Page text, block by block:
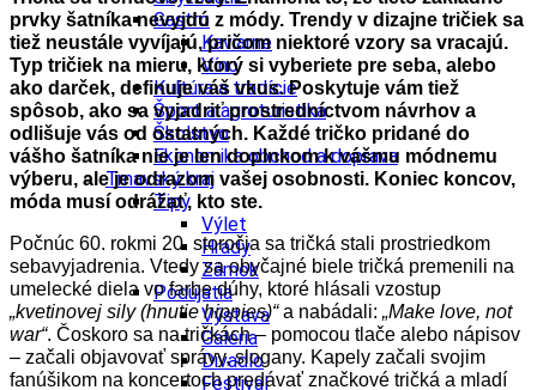
Gastro
Kaviarne
Víno
Kultúra a tradície
Šport a agroturistika
Školstvo
Ekonomika obchod a doprava
Trnavský kraj
Tipy
Výlet
Hrady
Zámok
Podujatia
Výstava
Galéria
Divadlo
Festival
prvky šatníka nevyjdú z módy. Trendy v dizajne tričiek sa
tiež neustále vyvíjajú, pričom niektoré vzory sa vracajú.
Typ tričiek na mieru, ktorý si vyberiete pre seba, alebo
ako darček, definuje váš vkus. Poskytuje vám tiež
spôsob, ako sa vyjadriť prostredníctvom návrhov a
odlišuje vás od ostatných. Každé tričko pridané do
vášho šatníka nie je len doplnkom k vášmu módnemu
výberu, ale je odrazom vašej osobnosti. Koniec koncov,
móda musí odrážať, kto ste.
Počnúc 60. rokmi 20. storočia sa tričká stali prostriedkom
sebavyjadrenia. Vtedy sa obyčajné biele tričká premenili na
umelecké diela vo farbe dúhy, ktoré hlásali vzostup
„kvetinovej sily (hnutie hippies)“a nabádali: „Make love, not
war“. Čoskoro sa na tričkách – pomocou tlače alebo nápisov
– začali objavovať správy, slogany. Kapely začali svojim
fanúšikom na koncertoch predávať značkové tričká a mladí